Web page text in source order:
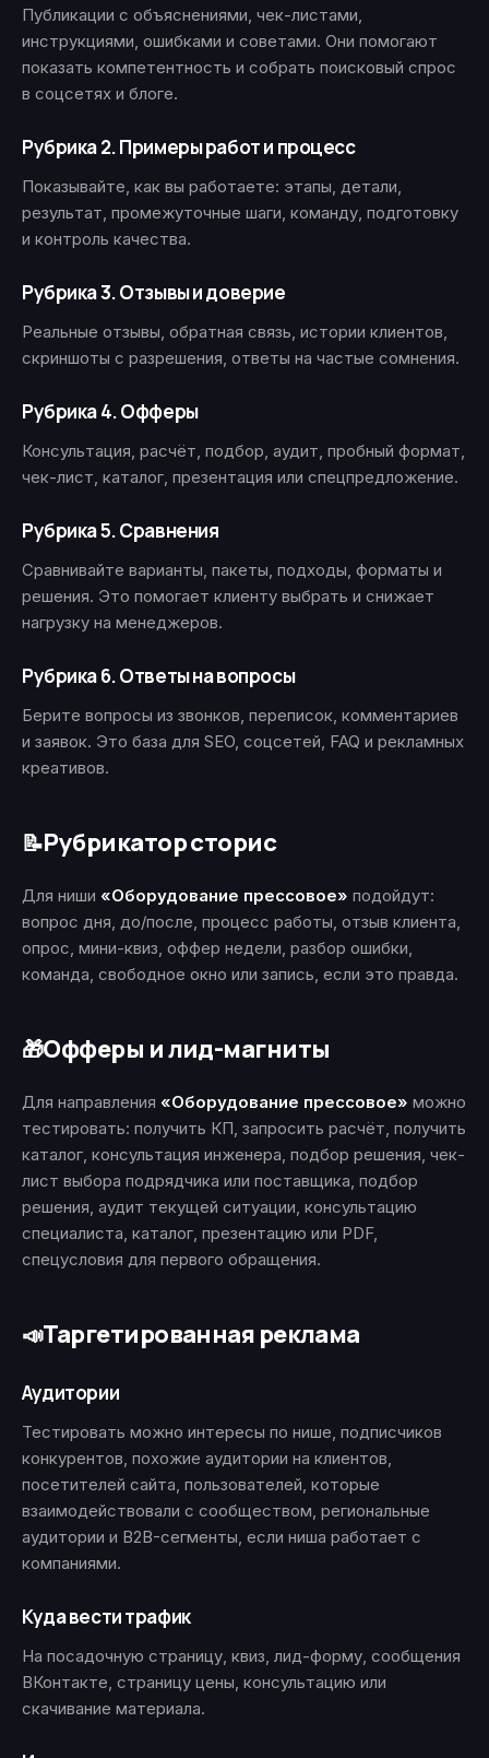
Публикации с объяснениями, чек-листами,
инструкциями, ошибками и советами. Они помогают
показать компетентность и собрать поисковый спрос
в соцсетях и блоге.
Рубрика 2. Примеры работ и процесс
Показывайте, как вы работаете: этапы, детали,
результат, промежуточные шаги, команду, подготовку
и контроль качества.
Рубрика 3. Отзывы и доверие
Реальные отзывы, обратная связь, истории клиентов,
скриншоты с разрешения, ответы на частые сомнения.
Рубрика 4. Офферы
Консультация, расчёт, подбор, аудит, пробный формат,
чек-лист, каталог, презентация или спецпредложение.
Рубрика 5. Сравнения
Сравнивайте варианты, пакеты, подходы, форматы и
решения. Это помогает клиенту выбрать и снижает
нагрузку на менеджеров.
Рубрика 6. Ответы на вопросы
Берите вопросы из звонков, переписок, комментариев
и заявок. Это база для SEO, соцсетей, FAQ и рекламных
креативов.
📝Рубрикатор сторис
Для ниши «Оборудование прессовое» подойдут:
вопрос дня, до/после, процесс работы, отзыв клиента,
опрос, мини-квиз, оффер недели, разбор ошибки,
команда, свободное окно или запись, если это правда.
🎁Офферы и лид-магниты
Для направления «Оборудование прессовое» можно
тестировать: получить КП, запросить расчёт, получить
каталог, консультация инженера, подбор решения, чек-
лист выбора подрядчика или поставщика, подбор
решения, аудит текущей ситуации, консультацию
специалиста, каталог, презентацию или PDF,
спецусловия для первого обращения.
📣Таргетированная реклама
Аудитории
Тестировать можно интересы по нише, подписчиков
конкурентов, похожие аудитории на клиентов,
посетителей сайта, пользователей, которые
взаимодействовали с сообществом, региональные
аудитории и B2B-сегменты, если ниша работает с
компаниями.
Куда вести трафик
На посадочную страницу, квиз, лид-форму, сообщения
ВКонтакте, страницу цены, консультацию или
скачивание материала.